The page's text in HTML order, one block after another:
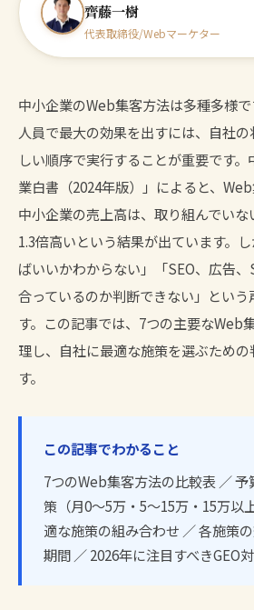
齊藤一樹
代表取締役/Webマーケター
中小企業のWeb集客方法は多種多様
人員で最大の効果を出すには、自社
しい順序で実行することが重要です
業白書（2024年版）」によると、
中小企業の売上高は、取り組んでい
1.3倍高いという結果が出ています。
ばいいかわからない」「SEO、広告
合っているのか判断できない」とい
す。この記事では、7つの主要なWeb
理し、自社に最適な施策を選ぶため
す。
この記事でわかること
7つのWeb集客方法の比較表 ／
策（月0〜5万・5〜15万・15万以
適な施策の組み合わせ ／ 各施策
期間 ／ 2026年に注目すべきGEO